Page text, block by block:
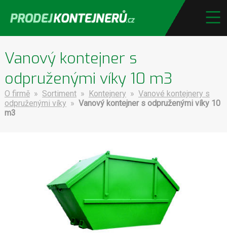
Vanový kontejner s
odpruženými víky 10 m3
O firmě » Sortiment » Kontejnery » Vanové kontejnery s
odpruženými víky » Vanový kontejner s odpruženými víky 10
m3